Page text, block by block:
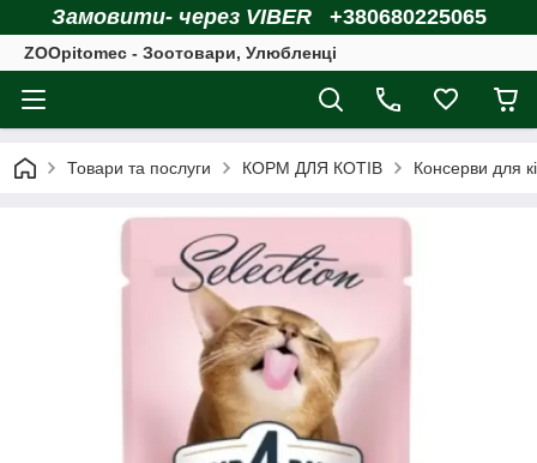
Замовити- через VIBER +380680225065
ZOOpitomec - Зоотовари, Улюбленці
Товари та послуги КОРМ ДЛЯ КОТІВ Консерви для